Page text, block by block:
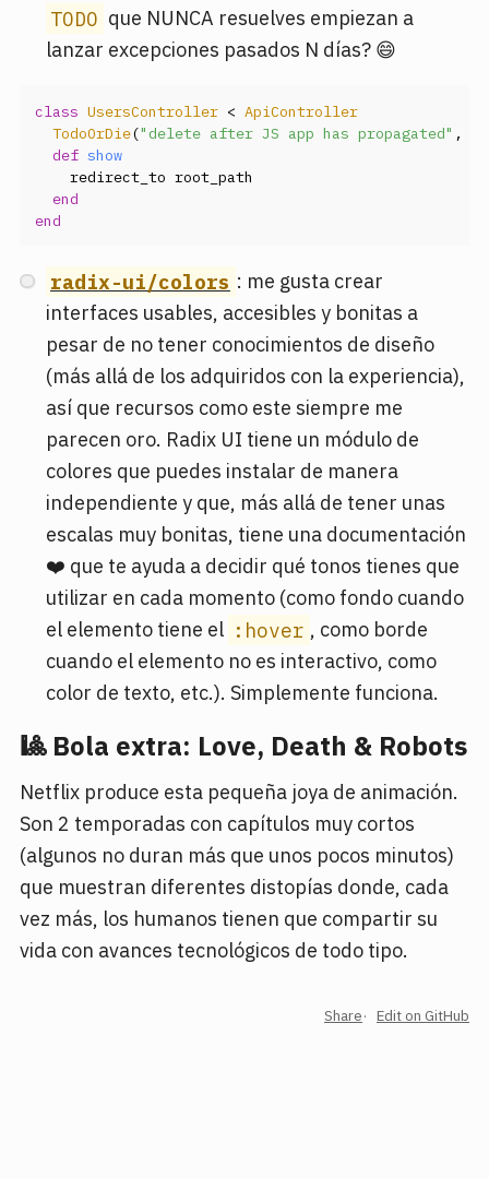
TODO que NUNCA resuelves empiezan a
lanzar excepciones pasados N días? 😄
class UsersController < ApiController
TodoOrDie("delete after JS app has propagated" ,
def show
    redirect_to root_path
end
end
radix-ui/colors : me gusta crear
interfaces usables, accesibles y bonitas a
pesar de no tener conocimientos de diseño
(más allá de los adquiridos con la experiencia),
así que recursos como este siempre me
parecen oro. Radix UI tiene un módulo de
colores que puedes instalar de manera
independiente y que, más allá de tener unas
escalas muy bonitas, tiene una documentación
❤️ que te ayuda a decidir qué tonos tienes que
utilizar en cada momento (como fondo cuando
el elemento tiene el :hover , como borde
cuando el elemento no es interactivo, como
color de texto, etc.). Simplemente funciona.
🎱 Bola extra: Love, Death & Robots
Netflix produce esta pequeña joya de animación.
Son 2 temporadas con capítulos muy cortos
(algunos no duran más que unos pocos minutos)
que muestran diferentes distopías donde, cada
vez más, los humanos tienen que compartir su
vida con avances tecnológicos de todo tipo.
Share Edit on GitHub